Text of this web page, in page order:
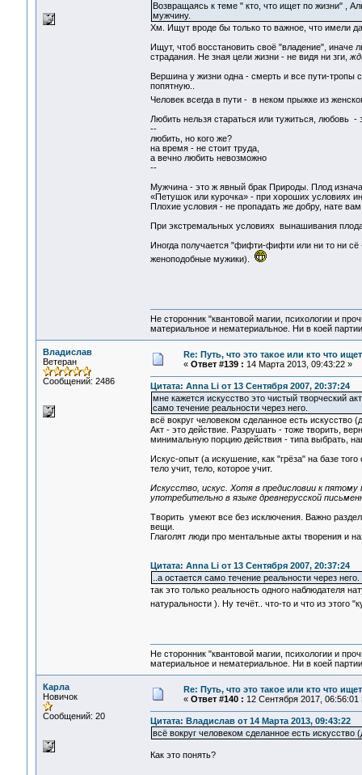
Возвращаясь к теме " кто, что ищет по жизни" ,
мужчину.
Хм. Ищут вроде бы только то важное, что имели
Ищут, чтоб восстановить своё "владение", иначе
страдания. Не зная цели жизни - не видя ни зги,
Вершина у жизни одна - смерть и все пути-тропы
попятную..
Человек всегда в пути - в неком прыжке из
Любить нельзя стараться или тужиться, любовь -
--
любить, но кого же?
на время - не стоит труда,
а вечно любить невозможно
--
Мужчина - это ж явный брак Природы. Плод
«Петушок или курочка» - при хороших условиях
Плохие условия - не пропадать же добру, нате
При экстремальных условиях вынашивания
Иногда получается "фифти-фифти или ни то ни
женоподобные мужики).
Не сторонник "квантовой магии, психологии и
материальное и нематериальное. Ни в коей
Владислав
Ветеран
Сообщений: 2486
Re: Путь, что это такое или кто что
« Ответ #139 : 14 Марта 2013, 09:43:22 »
Цитата: Anna Li от 13 Сентября 2007, 20:37:24
мне кажется искусство это чистый творческий
само течение реальности через него.
всё вокруг человеком сделанное есть искусство
Акт - это действие. Разрушать - тоже творить,
минимальную порцию действия - типа выбрать,
Искус-опыт (а искушение, как "грёза" на базе
тело учит, тело, которое учит.
Искусство, искус. Хотя в предисловии к
употребительно в языке древнерусской
Творить умеют все без исключения. Важно
вещи.
Глаголят люди про ментальные акты творения и
Цитата: Anna Li от 13 Сентября 2007, 20:37:24
..а остается само течение реальности через него.
так это только реальность одного наблюдателя
натуральности ). Ну течёт.. что-то и что из
Не сторонник "квантовой магии, психологии и
материальное и нематериальное. Ни в коей
Карла
Новичок
Сообщений: 20
Re: Путь, что это такое или кто что
« Ответ #140 : 12 Сентября 2017, 06:56:01
Цитата: Владислав от 14 Марта 2013, 09:43:22
всё вокруг человеком сделанное есть искусство
Как это понять?